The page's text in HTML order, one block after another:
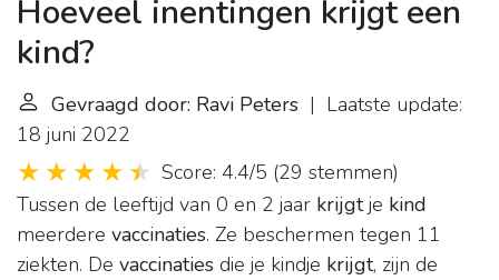
Hoeveel inentingen krijgt een
kind?
Gevraagd door: Ravi Peters | Laatste update:
18 juni 2022
Score: 4.4/5 (29 stemmen)
Tussen de leeftijd van 0 en 2 jaar krijgtje kind
meerdere vaccinaties. Ze beschermen tegen 11
ziekten. De vaccinaties die je kindje krijgt, zijn de